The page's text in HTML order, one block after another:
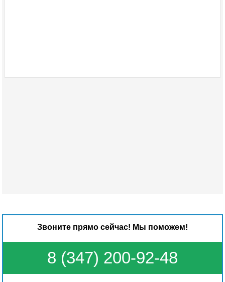
Звоните прямо сейчас! Мы поможем!
8 (347) 200-92-48